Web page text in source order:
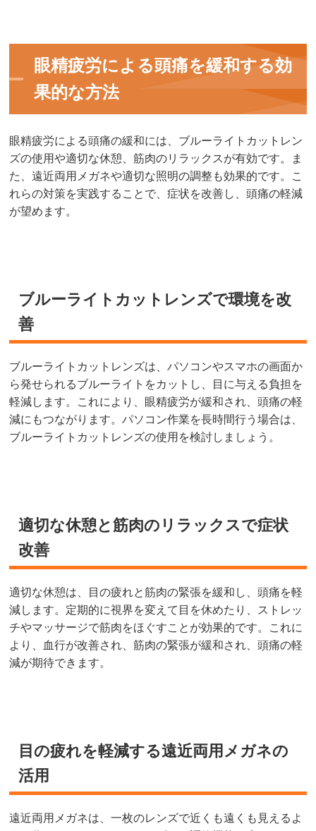
眼精疲労による頭痛を緩和する効
果的な方法
眼精疲労による頭痛の緩和には、ブルーライトカットレン
ズの使用や適切な休憩、筋肉のリラックスが有効です。ま
た、遠近両用メガネや適切な照明の調整も効果的です。こ
れらの対策を実践することで、症状を改善し、頭痛の軽減
が望めます。
ブルーライトカットレンズで環境を改
善
ブルーライトカットレンズは、パソコンやスマホの画面か
ら発せられるブルーライトをカットし、目に与える負担を
軽減します。これにより、眼精疲労が緩和され、頭痛の軽
減にもつながります。パソコン作業を長時間行う場合は、
ブルーライトカットレンズの使用を検討しましょう。
適切な休憩と筋肉のリラックスで症状
改善
適切な休憩は、目の疲れと筋肉の緊張を緩和し、頭痛を軽
減します。定期的に視界を変えて目を休めたり、ストレッ
チやマッサージで筋肉をほぐすことが効果的です。これに
より、血行が改善され、筋肉の緊張が緩和され、頭痛の軽
減が期待できます。
目の疲れを軽減する遠近両用メガネの
活用
遠近両用メガネは、一枚のレンズで近くも遠くも見えるよ